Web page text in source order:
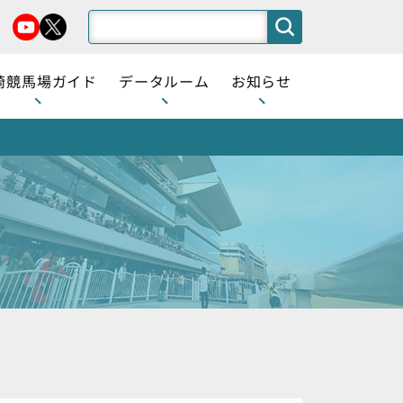
競馬場ガイド データルーム お知らせ